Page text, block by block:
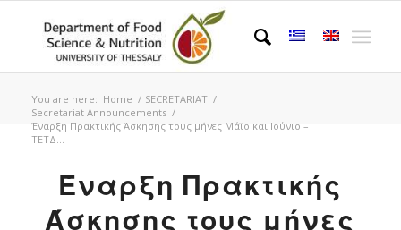
You are here: Home / SECRETARIAT /
Secretariat Announcements /
Έναρξη Πρακτικής Άσκησης τους μήνες Μάϊο και Ιούνιο –
ΤΕΤΔ...
Έναρξη Πρακτικής
Άσκησης τους μήνες